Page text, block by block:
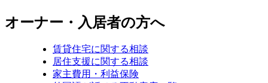
オーナー・入居者の方へ
賃貸住宅に関する相談
居住支援に関する相談
家主費用・利益保険